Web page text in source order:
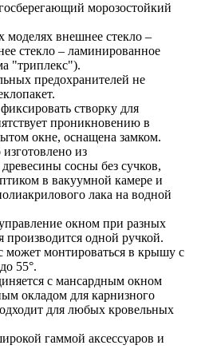
морозостойкий
моделях внешнее стекло –
стекло – ламинированное
"триплекс").
предохранителей не
створку для
проникновению в
окне, оснащена замком.
из
сосны без сучков,
в вакуумной камере и
лака на водной
окном при разных
производится одной ручкой.
может монтироваться в крышу с
55°.
с мансардным окном
окладом для карнизного
для любых кровельных
гаммой аксессуаров и